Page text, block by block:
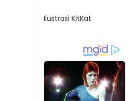
Ilustrasi KitKat